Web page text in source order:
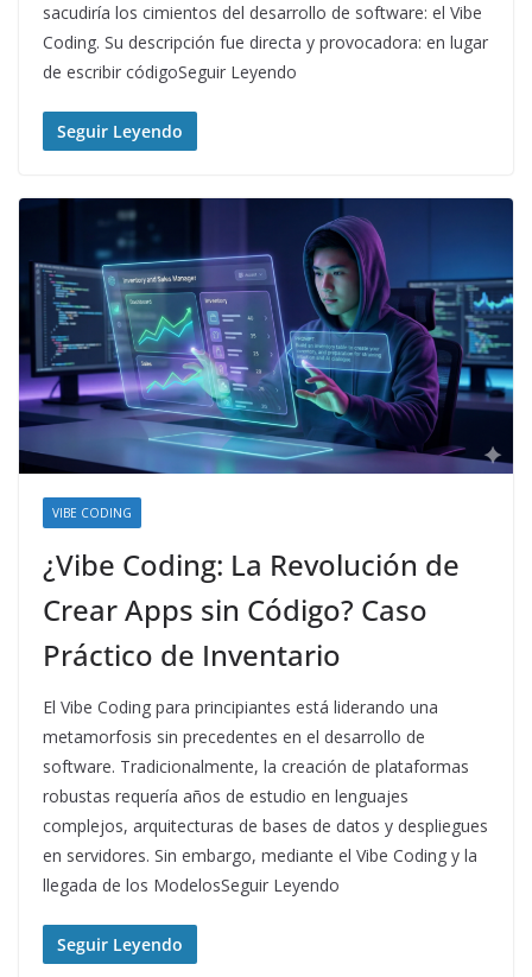
sacudiría los cimientos del desarrollo de software: el Vibe
Coding. Su descripción fue directa y provocadora: en lugar
de escribir códigoSeguir Leyendo
Seguir Leyendo
VIBE CODING
¿Vibe Coding: La Revolución de
Crear Apps sin Código? Caso
Práctico de Inventario
El Vibe Coding para principiantes está liderando una
metamorfosis sin precedentes en el desarrollo de
software. Tradicionalmente, la creación de plataformas
robustas requería años de estudio en lenguajes
complejos, arquitecturas de bases de datos y despliegues
en servidores. Sin embargo, mediante el Vibe Coding y la
llegada de los ModelosSeguir Leyendo
Seguir Leyendo